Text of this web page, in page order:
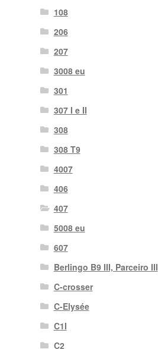
108
206
207
3008 eu
301
307 I e II
308
308 T9
4007
406
407
5008 eu
607
Berlingo B9 III, Parceiro III
C-crosser
C-Elysée
C1I
C2